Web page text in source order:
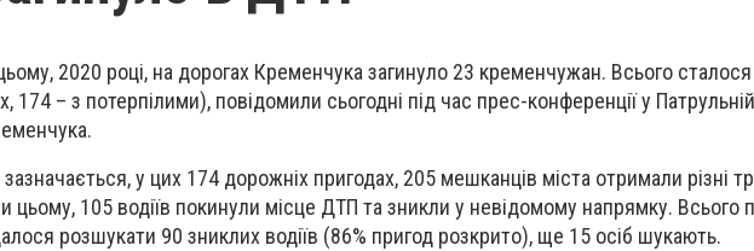
2020 році, на дорогах Кременчука загинуло 23 кременчужан. Всього
174 – з потерпілими), повідомили сьогодні під час прес-конференції у Патрульній
зазначається, у цих 174 дорожніх пригодах, 205 мешканців міста отримали різні
цьому, 105 водіїв покинули місце ДТП та зникли у невідомому напрямку. Всього
розшукати 90 зниклих водіїв (86% пригод розкрито), ще 15 осіб шукають.